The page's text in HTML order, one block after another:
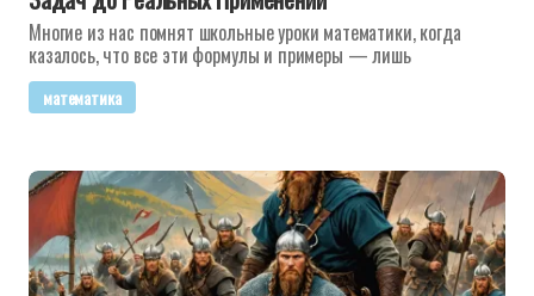
Многие из нас помнят школьные уроки математики, когда
казалось, что все эти формулы и примеры — лишь
математика